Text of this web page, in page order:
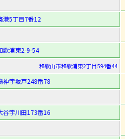
港5丁目7番12
歌浦東2-9-54
和歌山市和歌浦東2丁目594番44
神字坂戸248番78
谷字川田173番16